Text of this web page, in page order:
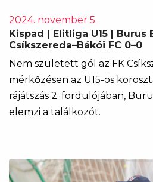
2024. november 5.
Kispad | Elitliga U15 | Burus
Csíkszereda–Bákói FC 0–0
Nem született gól az FK
mérkőzésen az U15-ös
rájátszás 2. fordulójában,
elemzi a találkozót.